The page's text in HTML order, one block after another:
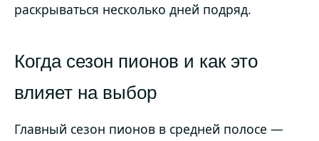
раскрываться несколько дней подряд.
Когда сезон пионов и как это
влияет на выбор
Главный сезон пионов в средней полосе —